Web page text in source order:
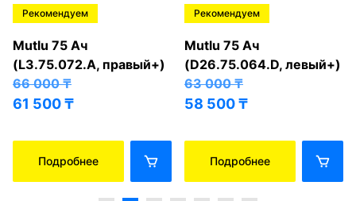
Рекомендуем
Mutlu 75 Ач
(L3.75.072.A, правый+)
66 000₸
61 500₸
Подробнее
Рекомендуем
Mutlu 75 Ач
(D26.75.064.D, левый+)
63 000₸
58 500₸
Подробнее